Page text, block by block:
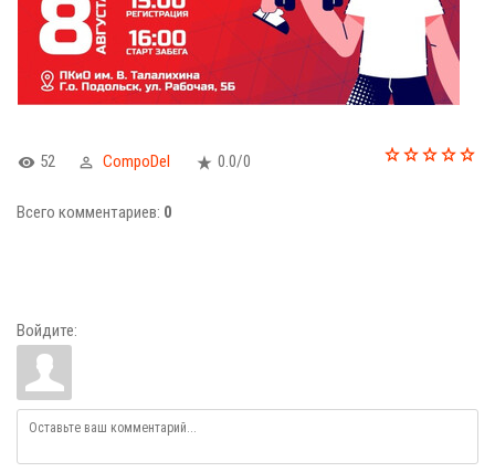
52 CompoDel 0.0/0
Всего комментариев: 0
Войдите: